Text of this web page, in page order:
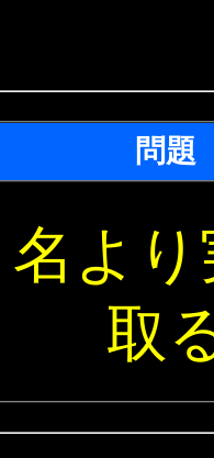
問題
名より
取